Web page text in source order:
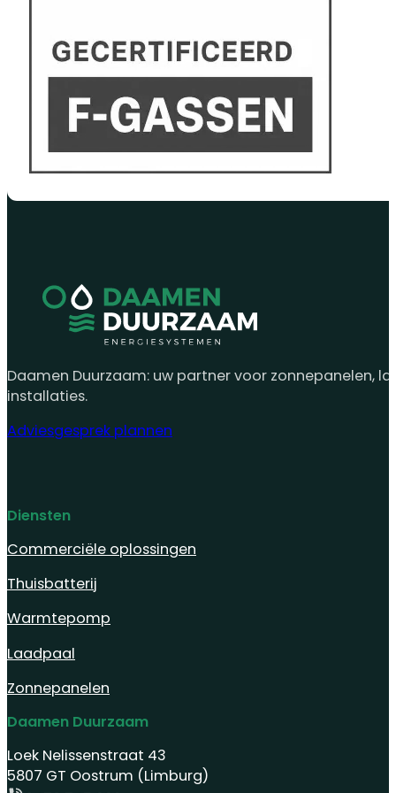
Daamen Duurzaam: uw partner voor zonnepanelen,
installaties.
Adviesgesprek plannen
Diensten
Commerciële oplossingen
Thuisbatterij
Warmtepomp
Laadpaal
Zonnepanelen
Daamen Duurzaam
Loek Nelissenstraat 43
5807 GT Oostrum (Limburg)